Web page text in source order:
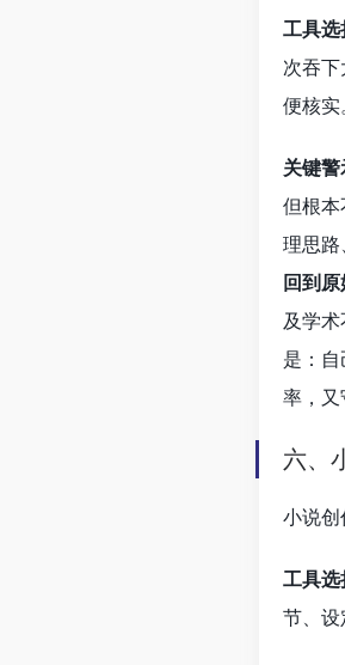
工具选
次吞
便核实
关键警
但根
理思路
回到
及学
是：
率，又
六、
小说创
工具选
节、设